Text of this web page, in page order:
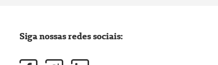
Siga nossas redes sociais: